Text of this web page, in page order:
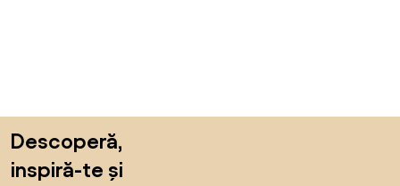
Descoperă,
inspiră-te și